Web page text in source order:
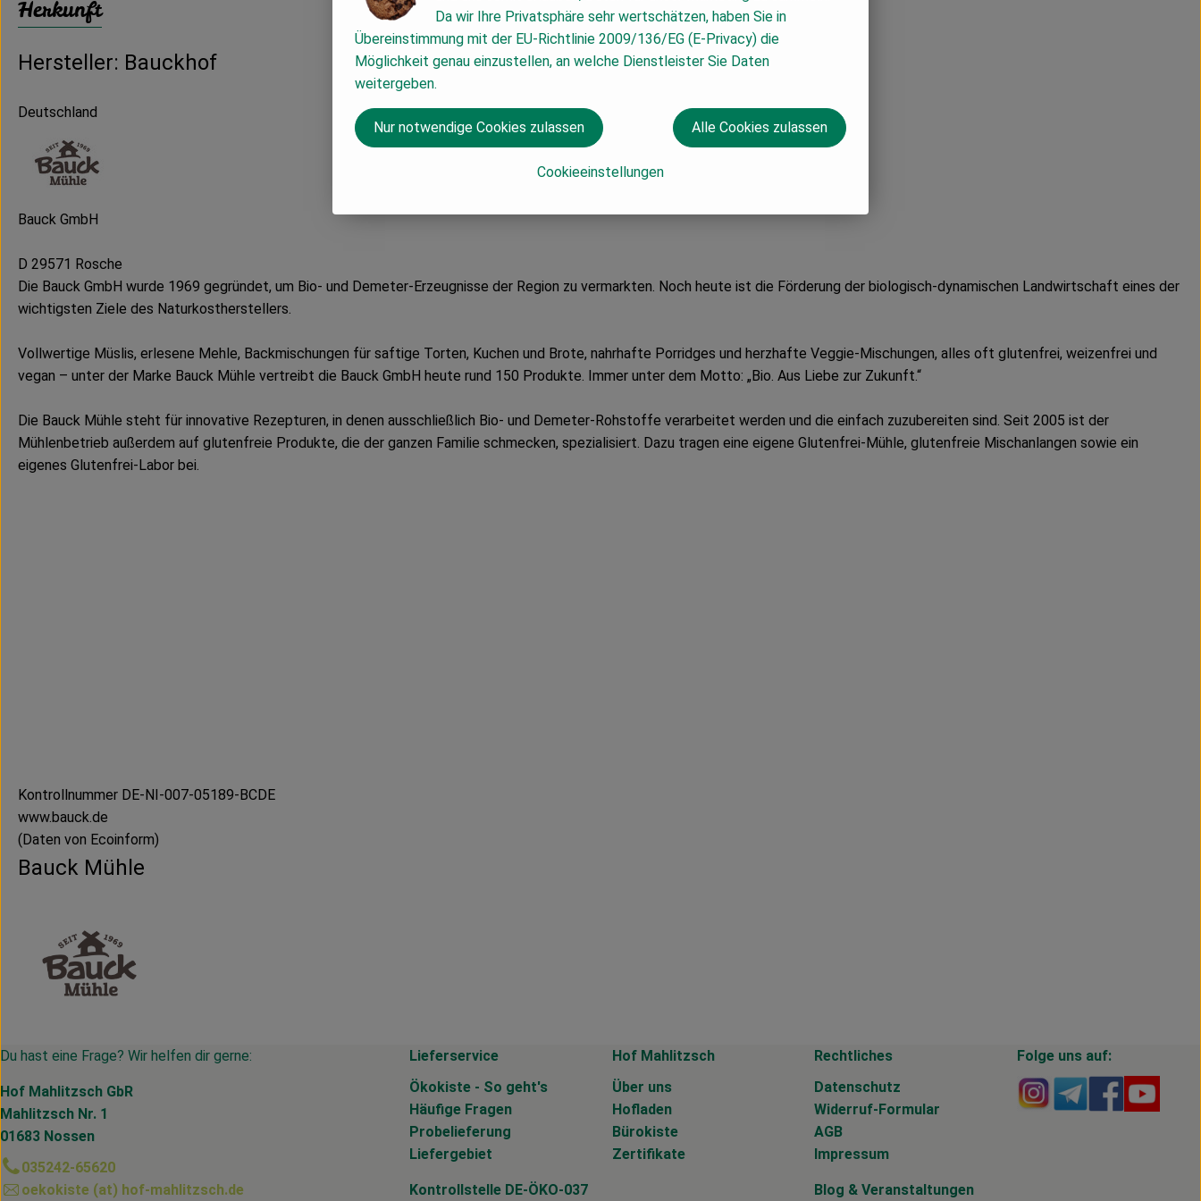
Herkunft
Hersteller: Bauckhof
Deutschland
Bauck GmbH
D 29571 Rosche
Die Bauck GmbH wurde 1969 gegründet, um Bio- und Demeter-Erzeugnisse der Region zu vermarkten. Noch heute ist die Förderung der biologisch-dynamischen Landwirtschaft eines der
wichtigsten Ziele des Naturkostherstellers.
Vollwertige Müslis, erlesene Mehle, Backmischungen für saftige Torten, Kuchen und Brote, nahrhafte Porridges und herzhafte Veggie-Mischungen, alles oft glutenfrei, weizenfrei und
vegan – unter der Marke Bauck Mühle vertreibt die Bauck GmbH heute rund 150 Produkte. Immer unter dem Motto: „Bio. Aus Liebe zur Zukunft.“
Die Bauck Mühle steht für innovative Rezepturen, in denen ausschließlich Bio- und Demeter-Rohstoffe verarbeitet werden und die einfach zuzubereiten sind. Seit 2005 ist der
Mühlenbetrieb außerdem auf glutenfreie Produkte, die der ganzen Familie schmecken, spezialisiert. Dazu tragen eine eigene Glutenfrei-Mühle, glutenfreie Mischanlangen sowie ein
eigenes Glutenfrei-Labor bei.
Kontrollnummer DE-NI-007-05189-BCDE
www.bauck.de
(Daten von Ecoinform)
Bauck Mühle
Du hast eine Frage? Wir helfen dir gerne:
Hof Mahlitzsch GbR
Mahlitzsch Nr. 1
01683 Nossen
035242-65620
oekokiste (at) hof-mahlitzsch.de
Lieferservice
Ökokiste - So geht's
Häufige Fragen
Probelieferung
Liefergebiet
Hof Mahlitzsch
Über uns
Hofladen
Bürokiste
Zertifikate
Rechtliches
Datenschutz
Widerruf-Formular
AGB
Impressum
Folge uns auf:
Externer Link zu
Externer Link
Externer
Kontrollstelle DE-ÖKO-037 Blog & Veranstaltungen
Da wir Ihre Privatsphäre sehr wertschätzen, haben Sie in
Übereinstimmung mit der EU-Richtlinie 2009/136/EG (E-Privacy) die
Möglichkeit genau einzustellen, an welche Dienstleister Sie Daten
weitergeben.
Cookieeinstellungen
Nur notwendige Cookies zulassen Alle Cookies zulassen